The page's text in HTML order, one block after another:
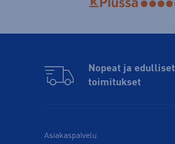
Nopeat ja edulliset
toimitukset
Asiakaspalvelu